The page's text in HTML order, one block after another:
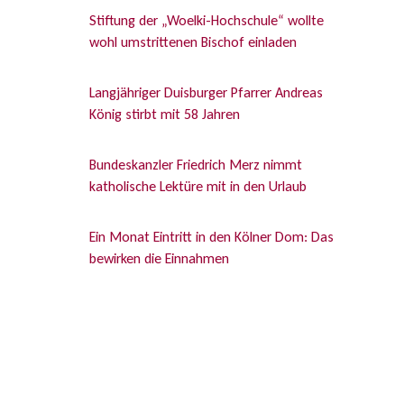
Stiftung der „Woelki-Hochschule“ wollte
wohl umstrittenen Bischof einladen
Langjähriger Duisburger Pfarrer Andreas
König stirbt mit 58 Jahren
Bundeskanzler Friedrich Merz nimmt
katholische Lektüre mit in den Urlaub
Ein Monat Eintritt in den Kölner Dom: Das
bewirken die Einnahmen